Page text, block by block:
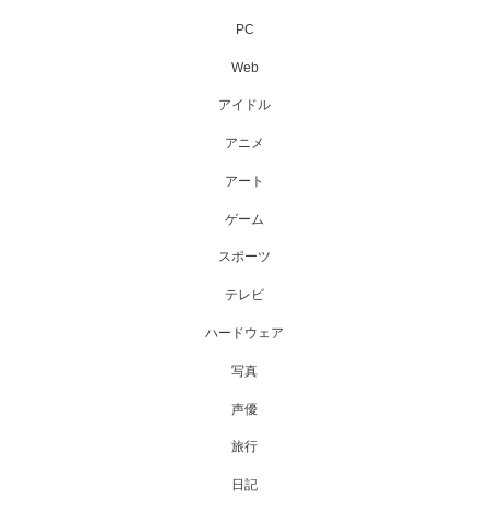
PC
Web
アイドル
アニメ
アート
ゲーム
スポーツ
テレビ
ハードウェア
写真
声優
旅行
日記